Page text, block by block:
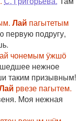
Лай пагытетым
первую подругу,
чонемым ӱжшӧ
нежное
таким призывным!
рвезе пагытем.
Моя нежная